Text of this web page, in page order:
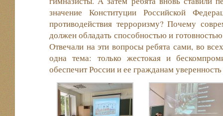
значение Конституции Российской
противодействия терроризму? Почему
должен обладать способностью и
Отвечали на эти вопросы ребята сами, во
одна тема: только жестокая и
обеспечит России и ее гражданам